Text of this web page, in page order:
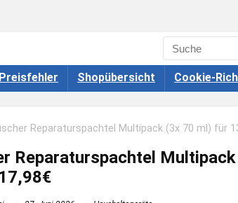
Preisfehler Shopübersicht Cookie-
Reparaturspachtel Multipack (3x 70 ml) für
Reparaturspachtel